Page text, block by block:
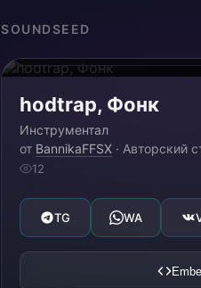
SOUNDSEED
hodtrap, Фонк
Инструментал
от BannikaFFSX · Авторский
12
TG WA